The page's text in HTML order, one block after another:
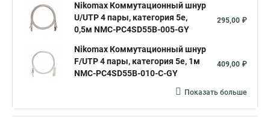
Nikomax Коммутационный шнур
U/UTP 4 пары, категория 5е,
0,5м NMC-PC4SD55B-005-GY
295,00 ₽
Nikomax Коммутационный шнур
F/UTP 4 пары, категория 5е, 1м
NMC-PC4SD55B-010-C-GY
409,00 ₽
Показать больше